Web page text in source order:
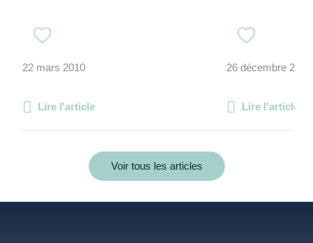
22 mars 2010
Lire l'article
26 décembre 2024
Lire l'article
Voir tous les articles